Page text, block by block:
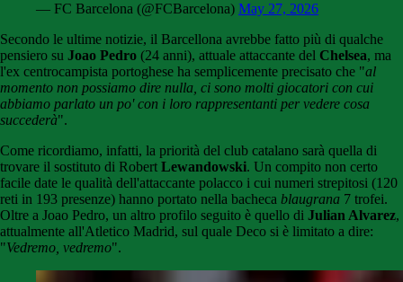
— FC Barcelona (@FCBarcelona) May 27, 2026
Secondo le ultime notizie, il Barcellona avrebbe fatto più di qualche
pensiero su Joao Pedro (24 anni), attuale attaccante del Chelsea, ma
l'ex centrocampista portoghese ha semplicemente precisato che "al
momento non possiamo dire nulla, ci sono molti giocatori con cui
abbiamo parlato un po' con i loro rappresentanti per vedere cosa
succederà".
Come ricordiamo, infatti, la priorità del club catalano sarà quella di
trovare il sostituto di Robert Lewandowski. Un compito non certo
facile date le qualità dell'attaccante polacco i cui numeri strepitosi (120
reti in 193 presenze) hanno portato nella bacheca blaugrana 7 trofei.
Oltre a Joao Pedro, un altro profilo seguito è quello di Julian Alvarez,
attualmente all'Atletico Madrid, sul quale Deco si è limitato a dire:
"Vedremo, vedremo".